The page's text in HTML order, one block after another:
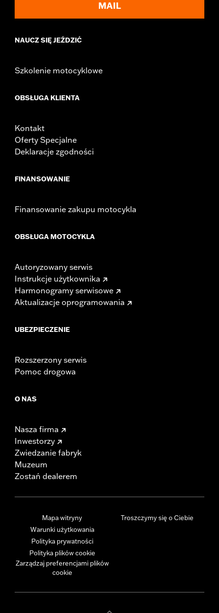
MAIL
NAUCZ SIĘ JEŹDZIĆ
Szkolenie motocyklowe
OBSŁUGA KLIENTA
Kontakt
Oferty Specjalne
Deklaracje zgodności
FINANSOWANIE
Finansowanie zakupu motocykla
OBSŁUGA MOTOCYKLA
Autoryzowany serwis
Instrukcje użytkownika
Harmonogramy serwisowe
Aktualizacje oprogramowania
UBEZPIECZENIE
Rozszerzony serwis
Pomoc drogowa
O NAS
Nasza firma
Inwestorzy
Zwiedzanie fabryk
Muzeum
Zostań dealerem
Mapa witryny
Warunki użytkowania
Polityka prywatności
Polityka plików cookie
Zarządzaj preferencjami plików
cookie
Troszczymy się o Ciebie